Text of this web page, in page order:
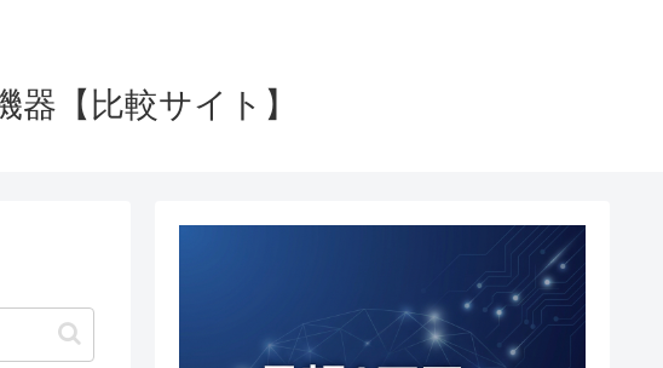
【比較サイト】